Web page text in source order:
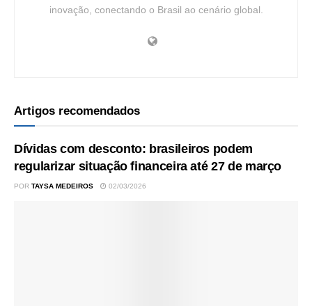
inovação, conectando o Brasil ao cenário global.
Artigos recomendados
Dívidas com desconto: brasileiros podem
regularizar situação financeira até 27 de março
POR TAYSA MEDEIROS 02/03/2026